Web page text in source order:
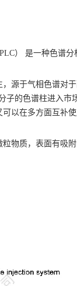
） 是一种色
源于气相色谱对
的色谱柱进入
以在多方面互补
物质，表面有吸